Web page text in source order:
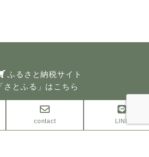
contact LINE
ふるさと納税サイト
「さとふる」はこちら
Facebook